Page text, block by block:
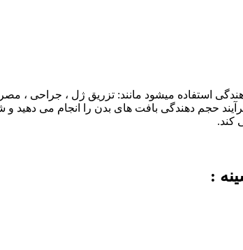
استفاده میشود مانند: تزریق ژل ، جراحی ،
حجم دهندگی بافت های بدن را انجام می دهید و
کند.
: